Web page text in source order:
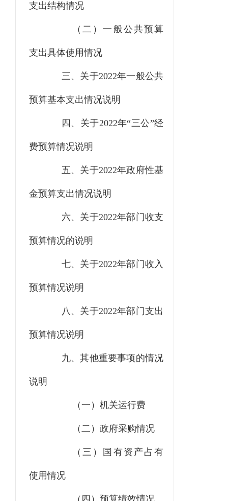
支出结构情况
（二）一般公共预算
支出具体使用情况
三、关于2022年一般公共
预算基本支出情况说明
四、关于2022年“三公”经
费预算情况说明
五、关于2022年政府性基
金预算支出情况说明
六、关于2022年部门收支
预算情况的说明
七、关于2022年部门收入
预算情况说明
八、关于2022年部门支出
预算情况说明
九、其他重要事项的情况
说明
（一）机关运行费
（二）政府采购情况
（三）国有资产占有
使用情况